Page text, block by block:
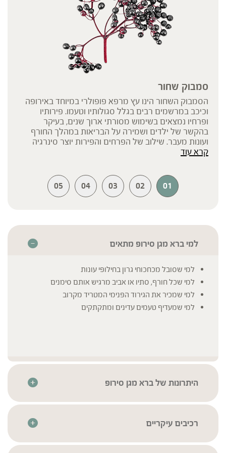
סמבוק שחור
הסמבוק השחור הינו עץ מרפא פופולרי במיוחד באירופה
וכיכב במרשמים רבים בגלל סגולותיו וטעמו. פירותיו
ופרחיו נמצאים בשימוש מסורתי ארוך שנים, בעיקר
בהקשר של ילדים ושמירה על הבריאות במהלך החורף
ועונות מעבר. שילוב של הפרחים והפירות יוצר סינרגיה
בעלת השפעה שלמה ואיכותית.
קרא עוד
01
02
03
04
05
למי ברא מגן סירופ מתאים
למי שסובל מכחכוחי גרון בחילופי עונות
למי שכל חורף, סתיו או אביב מרגיש אותם סימנים
למי שמכיר את הגירוד הפנימי המטריד מקרוב
למי שמעדיף טעמים עדינים ומתקתקים
היתרונות של ברא מגן סירופ
שיטת ההכנה מעניקה מוצר מרוכז ואיכותי במיוחד
צמחי המרפא, המקל על לקיחתם של המוצרים.
רכיבים עיקריים